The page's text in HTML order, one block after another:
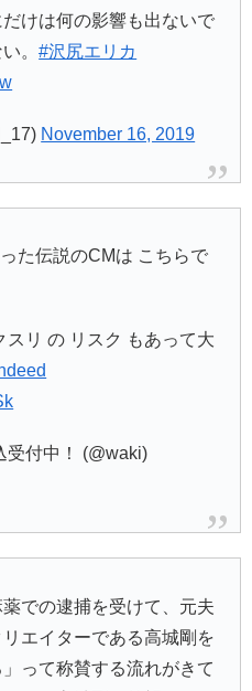
けは何の影響も出ないで
。#沢尻エリカ
November 16, 2019
た伝説のCMは こちらで
リ の リスク もあって大
付中！ (@waki)
での逮捕を受けて、元夫
エイターである高城剛を
って称賛する流れがきて